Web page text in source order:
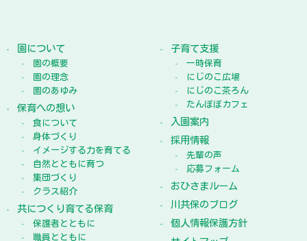
園について
園の概要
園の理念
園のあゆみ
保育への想い
食について
身体づくり
イメージする力を育てる
自然とともに育つ
集団づくり
クラス紹介
共につくり育てる保育
保護者とともに
職員とともに
子育て支援
一時保育
にじのこ広場
にじのこ茶ろん
たんぽぽカフェ
入園案内
採用情報
先輩の声
応募フォーム
おひさまルーム
川共保のブログ
個人情報保護方針